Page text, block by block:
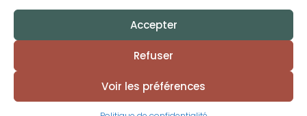
Accepter
Refuser
Voir les préférences
Osteopathic Health Center
1, rue des Capucines. L-8043 Strassen
+352 621 494 795
l.briotjacques@gmail.com
Mentions Légales
Blog
Contact